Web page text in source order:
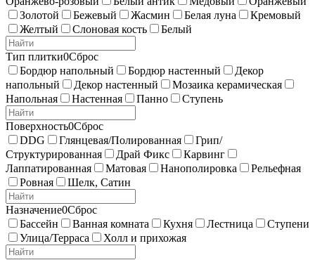
Золотой
Бежевый Жасмин Белая луна
Кремовый
Желтый
Слоновая кость Белый
Тип плитки0Сброс
Бордюр напольный
Бордюр настенный
Декор
напольный
Декор настенный
Мозаика керамическая
Напольная
Настенная Панно Ступень
Поверхность0Сброс
DDG
Глянцевая/Полированная
Грип/
Структурированная
Драй Фикс
Карвинг
Лаппатированная
Матовая Нанополировка
Рельефная
Ровная
Шелк, Сатин
Назначение0Сброс
Бассейн
Ванная комната Кухня Лестница
Ступени
Улица/Терраса
Холл и прихожая